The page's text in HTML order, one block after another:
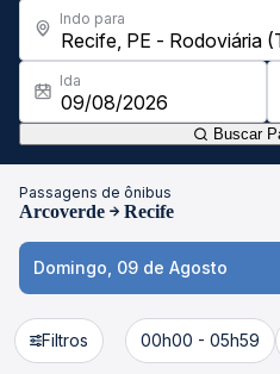
Indo para
Ida
Buscar
Passagens de ônibus
Arcoverde Recife
Domingo, 09 de Agosto
Filtros 00h00 - 05h59